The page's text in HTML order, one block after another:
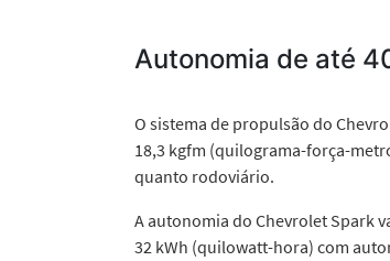
Autonomia de até
O sistema de propulsão do
18,3 kgfm (quilograma-força-
quanto rodoviário.
A autonomia do Chevrolet Spark
32 kWh (quilowatt-hora) com